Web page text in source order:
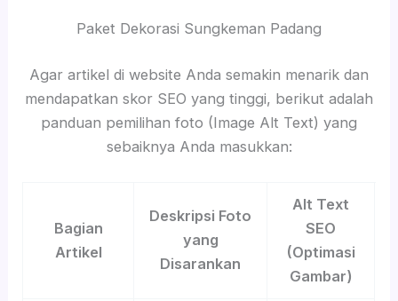
Paket Dekorasi Sungkeman Padang
Agar artikel di website Anda semakin menarik dan
mendapatkan skor SEO yang tinggi, berikut adalah
panduan pemilihan foto (Image Alt Text) yang
sebaiknya Anda masukkan:
Bagian
Artikel
Deskripsi Foto
yang
Disarankan
Alt Text
SEO
(Optimasi
Gambar)